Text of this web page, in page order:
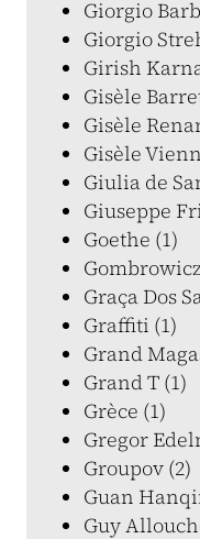
Giorgio
Giorgio
Girish
Gisèle
Gisèle
Gisèle
Giulia de
Giuseppe
Goethe (1)
Graça Dos
Graffiti (1)
Grand
Grand T (1)
Grèce (1)
Gregor
Groupov (2)
Guan
Guy